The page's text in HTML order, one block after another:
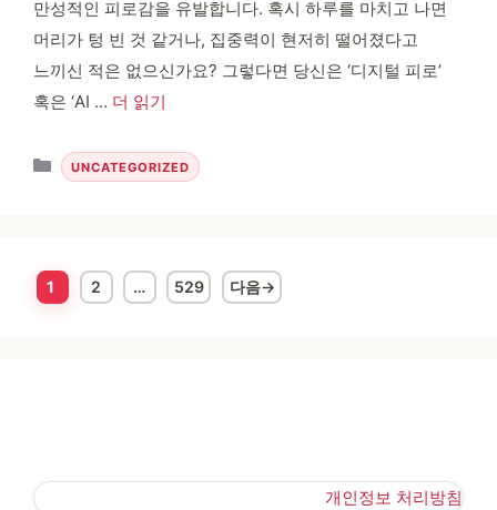
만성적인 피로감을 유발합니다. 혹시 하루를 마치고 나면
머리가 텅 빈 것 같거나, 집중력이 현저히 떨어졌다고
느끼신 적은 없으신가요? 그렇다면 당신은 ‘디지털 피로’
혹은 ‘AI … 더 읽기
카테고리
UNCATEGORIZED
페이지
1
페이지
2 …
페이지
529 다음→
개인정보 처리방침